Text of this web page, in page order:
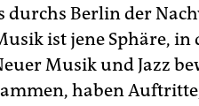
durchs Berlin der
ist jene Sphäre, in
Musik und Jazz
haben